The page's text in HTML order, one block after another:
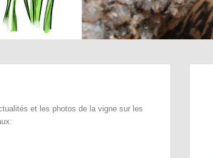
et les photos de la vigne sur les